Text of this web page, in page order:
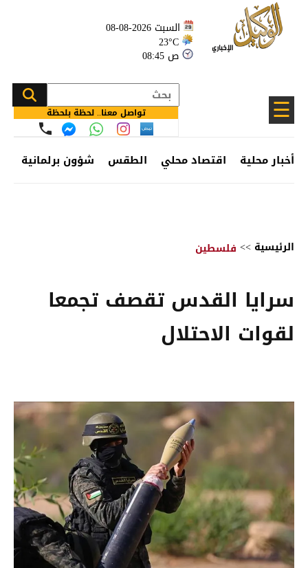
السبت 2026-08-08
23°C
08:45 ص
☰ تواصل معنا.. لحظة بلحظة
أخبار محلية اقتصاد محلي الطقس شؤون برلمانية
الرئيسية >> فلسطين
سرايا القدس تقصف تجمعا
لقوات الاحتلال